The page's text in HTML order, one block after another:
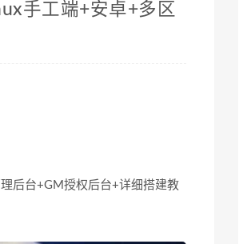
手工端+安卓+多区
后台+GM授权后台+详细搭建教